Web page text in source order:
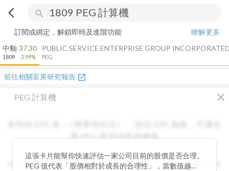
arrow_back_ios search
訂閱或綁定，解鎖即時及進階功能
瞭解更多
中釉
1809
37.30
-2.99%
PUBLIC SERVICE ENTERPRISE GROUP
PEG
前往相關富果研究報告 open_in_new
PEG 計算機 close
用 PEG 來評估投資價值
PEG :N/A
這張卡片能幫你快速評估一家公司目前的股價是否合理。
PEG 值代表「股價相對於成長的合理性」，當數值越